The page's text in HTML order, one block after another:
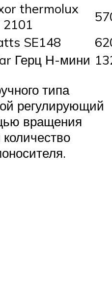
thermolux
2101
SE148
Герц Н-мини
типа
регулирующий
вращения